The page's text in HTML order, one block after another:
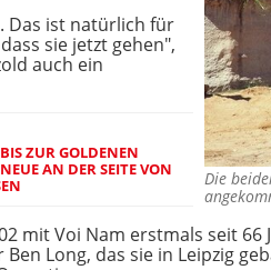
Die
Das ist natürlich für
sie jetzt gehen",
auch ein
ZUR GOLDENEN
AN DER SEITE VON
mit Voi Nam erstmals seit
Long, das sie in Leipzig